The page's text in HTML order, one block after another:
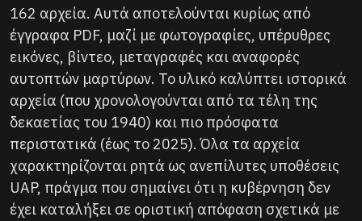
162 αρχεία. Αυτά αποτελούνται κυρίως από
έγγραφα PDF, μαζί με φωτογραφίες, υπέρυθρες
εικόνες, βίντεο, μεταγραφές και αναφορές
αυτοπτών μαρτύρων. Το υλικό καλύπτει ιστορικά
αρχεία (που χρονολογούνται από τα τέλη της
δεκαετίας του 1940) και πιο πρόσφατα
περιστατικά (έως το 2025). Όλα τα αρχεία
χαρακτηρίζονται ρητά ως ανεπίλυτες υποθέσεις
UAP, πράγμα που σημαίνει ότι η κυβέρνηση δεν
έχει καταλήξει σε οριστική απόφαση σχετικά με